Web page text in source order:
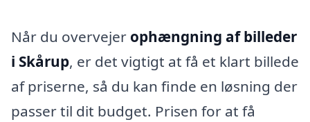
Når du overvejer ophængning af billeder
i Skårup, er det vigtigt at få et klart billede
af priserne, så du kan finde en løsning der
passer til dit budget. Prisen for at få